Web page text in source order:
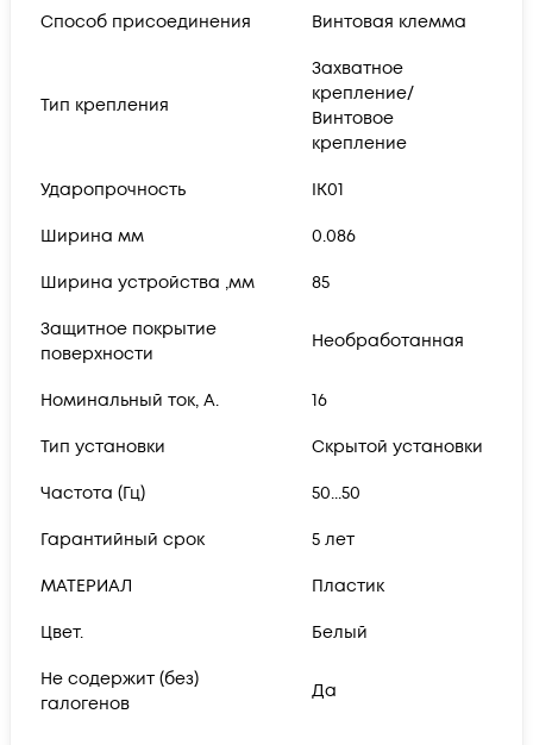
Способ присоединения Винтовая клемма
Тип крепления
Захватное
крепление/
Винтовое
крепление
Ударопрочность IK01
Ширина мм 0.086
Ширина устройства ,мм 85
Защитное покрытие
поверхности
Необработанная
Номинальный ток, А. 16
Тип установки Скрытой установки
Частота (Гц) 50...50
Гарантийный срок 5 лет
МАТЕРИАЛ Пластик
Цвет. Белый
Не содержит (без)
галогенов
Да